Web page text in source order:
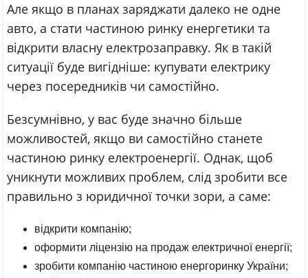
Але якщо в планах заряджати далеко не одне
авто, а стати частиною ринку енергетики та
відкрити власну електрозаправку. Як в такій
ситуації буде вигідніше: купувати електрику
через посередників чи самостійно.
Безсумнівно, у вас буде значно більше
можливостей, якщо ви самостійно станете
частиною ринку електроенергії. Однак, щоб
уникнути можливих проблем, слід зробити все
правильно з юридичної точки зори, а саме:
відкрити компанію;
оформити ліцензію на продаж електричної енергії;
зробити компанію частиною енергоринку України;